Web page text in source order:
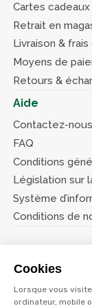
Cookies
Lorsque vous
ordinateur, mobile
Cartes cadeaux
Retrait en
Livraison &
Moyens de
Retours &
Aide
Contactez-nous
FAQ
Conditions
Législation sur
Système
Conditions de